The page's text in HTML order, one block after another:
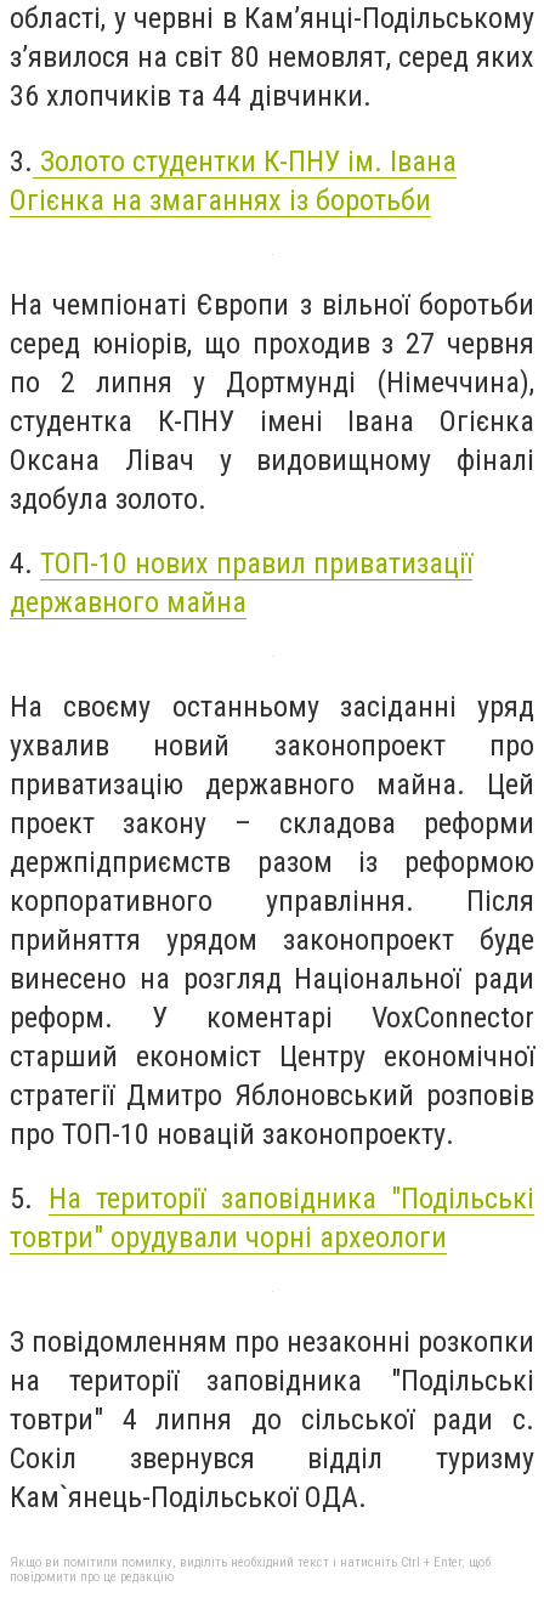
області, у червні в Кам’янці-Подільському
з’явилося на світ 80 немовлят, серед яких
36 хлопчиків та 44 дівчинки.
3. Золото студентки К-ПНУ ім. Івана
Огієнка на змаганнях із боротьби
На чемпіонаті Європи з вільної боротьби
серед юніорів, що проходив з 27 червня
по 2 липня у Дортмунді (Німеччина),
студентка К-ПНУ імені Івана Огієнка
Оксана Лівач у видовищному фіналі
здобула золото.
4. ТОП-10 нових правил приватизації
державного майна
На своєму останньому засіданні уряд
ухвалив новий законопроект про
приватизацію державного майна. Цей
проект закону – складова реформи
держпідприємств разом із реформою
корпоративного управління. Після
прийняття урядом законопроект буде
винесено на розгляд Національної ради
реформ. У коментарі VoxConnector
старший економіст Центру економічної
стратегії Дмитро Яблоновський розповів
про ТОП-10 новацій законопроекту.
5. На території заповідника "Подільські
товтри" орудували чорні археологи
З повідомленням про незаконні розкопки
на території заповідника "Подільські
товтри" 4 липня до сільської ради с.
Сокіл звернувся відділ туризму
Кам`янець-Подільської ОДА.
Якщо ви помітили помилку, виділіть необхідний текст і натисніть Ctrl + Enter, щоб
повідомити про це редакцію